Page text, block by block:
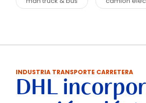
INDUSTRIA TRANSPORTE CARRETERA
DHL